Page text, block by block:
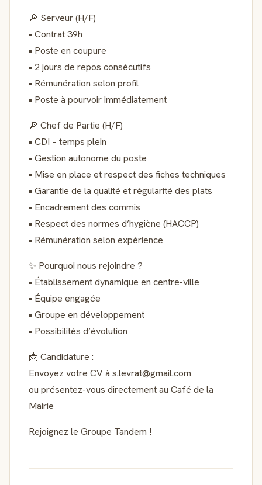
🔎 Serveur (H/F)
• Contrat 39h
• Poste en coupure
• 2 jours de repos consécutifs
• Rémunération selon profil
• Poste à pourvoir immédiatement
🔎 Chef de Partie (H/F)
• CDI – temps plein
• Gestion autonome du poste
• Mise en place et respect des fiches techniques
• Garantie de la qualité et régularité des plats
• Encadrement des commis
• Respect des normes d’hygiène (HACCP)
• Rémunération selon expérience
✨ Pourquoi nous rejoindre ?
• Établissement dynamique en centre-ville
• Équipe engagée
• Groupe en développement
• Possibilités d’évolution
📩 Candidature :
Envoyez votre CV à s.levrat@gmail.com
ou présentez-vous directement au Café de la
Mairie
Rejoignez le Groupe Tandem !